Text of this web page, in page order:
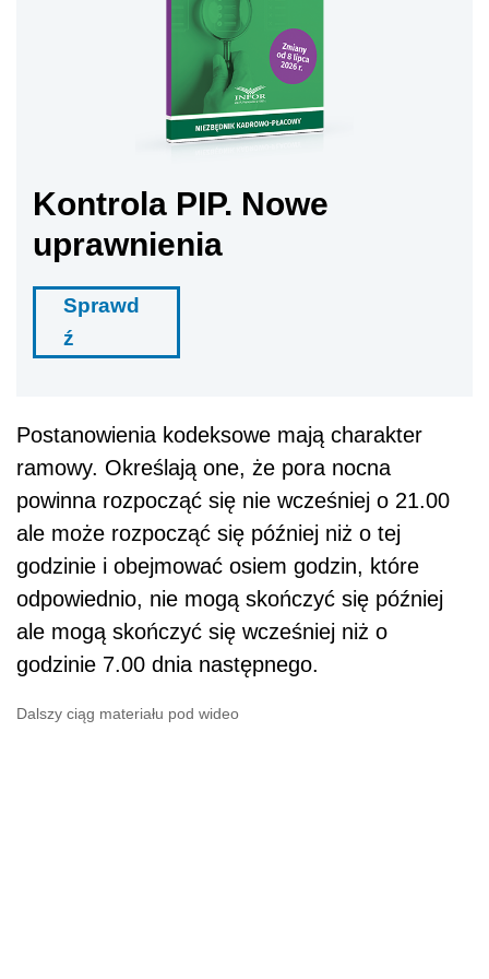
Kontrola PIP. Nowe
uprawnienia
Sprawd
ź
Postanowienia kodeksowe mają charakter
ramowy. Określają one, że pora nocna
powinna rozpocząć się nie wcześniej o 21.00
ale może rozpocząć się później niż o tej
godzinie i obejmować osiem godzin, które
odpowiednio, nie mogą skończyć się później
ale mogą skończyć się wcześniej niż o
godzinie 7.00 dnia następnego.
Dalszy ciąg materiału pod wideo